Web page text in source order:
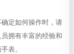
定如何操作时，请
拥有丰富的经验和
表。